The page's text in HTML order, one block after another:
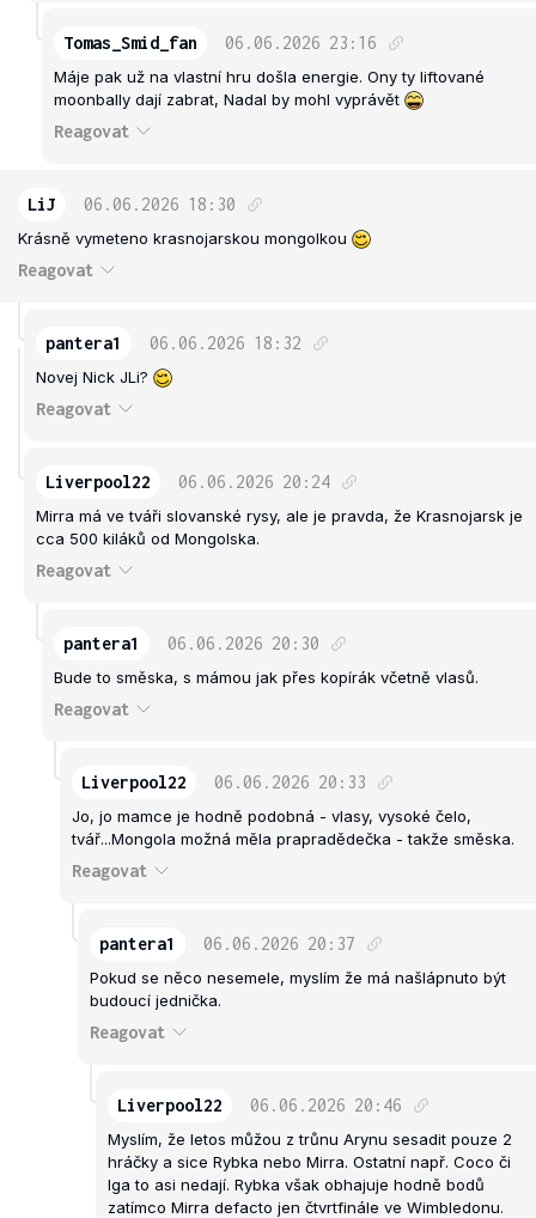
Tomas_Smid_fan 06.06.2026 23:16
Máje pak už na vlastní hru došla energie. Ony ty liftované
moonbally dají zabrat, Nadal by mohl vyprávět
Reagovat
LiJ 06.06.2026 18:30
Krásně vymeteno krasnojarskou mongolkou
Reagovat
pantera1 06.06.2026 18:32
Novej Nick JLi?
Reagovat
Liverpool22 06.06.2026 20:24
Mirra má ve tváři slovanské rysy, ale je pravda, že Krasnojarsk je
cca 500 kiláků od Mongolska.
Reagovat
pantera1 06.06.2026 20:30
Bude to směska, s mámou jak přes kopírák včetně vlasů.
Reagovat
Liverpool22 06.06.2026 20:33
Jo, jo mamce je hodně podobná - vlasy, vysoké čelo,
tvář...Mongola možná měla prapradědečka - takže směska.
Reagovat
pantera1 06.06.2026 20:37
Pokud se něco nesemele, myslím že má našlápnuto být
budoucí jednička.
Reagovat
Liverpool22 06.06.2026 20:46
Myslím, že letos můžou z trůnu Arynu sesadit pouze 2
hráčky a sice Rybka nebo Mirra. Ostatní např. Coco či
Iga to asi nedají. Rybka však obhajuje hodně bodů
zatímco Mirra defacto jen čtvrtfinále ve Wimbledonu.